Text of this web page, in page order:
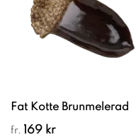
Fat Kotte Brunmelerad
fr. 169 kr